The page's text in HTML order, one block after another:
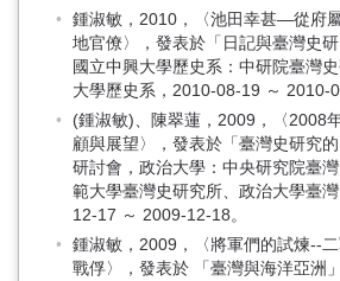
鍾淑敏，2010，〈池田幸甚—從府
地官僚〉，發表於「日記與臺灣史研
國立中興大學歷史系：中研院臺灣
大學歷史系，2010-08-19 ～ 2010-
(鍾淑敏)、陳翠蓮，2009，〈2008
顧與展望〉，發表於「臺灣史研究
研討會，政治大學：中央研究院臺
範大學臺灣史研究所、政治大學臺
12-17 ～ 2009-12-18。
鍾淑敏，2009，〈將軍們的試煉--
戰俘〉，發表於 「臺灣與海洋亞洲